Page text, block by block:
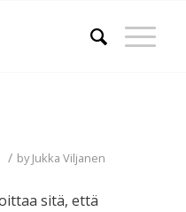
/ byJukka Viljanen
sitä, että